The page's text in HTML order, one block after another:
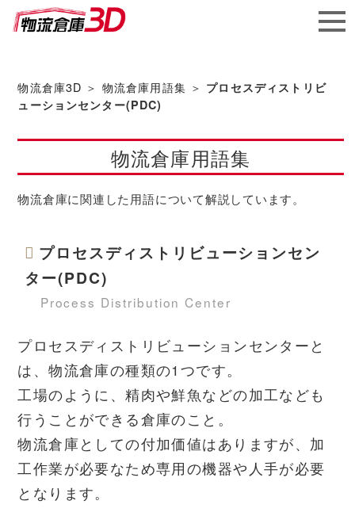
ソフ
ト株
式会社
物流倉庫3D ＞ 物流倉庫用語集 ＞ プロセスディストリビ
ューションセンター(PDC)
物流倉庫用語集
物流倉庫に関連した用語について解説しています。
プロセスディストリビューションセン
ター(PDC)
Process Distribution Center
プロセスディストリビューションセンターと
は、物流倉庫の種類の1つです。
工場のように、精肉や鮮魚などの加工なども
行うことができる倉庫のこと。
物流倉庫としての付加価値はありますが、加
工作業が必要なため専用の機器や人手が必要
となります。